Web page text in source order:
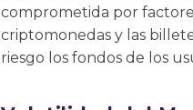
comprometida por
criptomonedas y las
riesgo los fondos de los